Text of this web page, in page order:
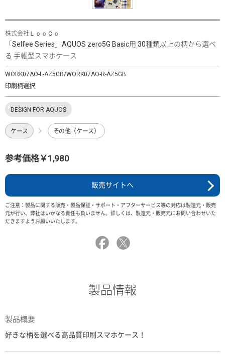
株式会社ＬｏｏＣｏ
「Selfee Series」AQUOS zero5G Basic用 30種類以上の柄から選べ
る 手帳型スマホケース
WORK07AO-L-AZ5GB/WORK07AO-R-AZ5GB
印刷柄選択
DESIGN FOR AQUOS
ケース その他（ケース）
参考価格￥1,980
販売サイトへ
ご注意：製品に関する販売・製品保証・サポート・アフターサービス等の対応は製造元・販売
元が行い、弊社はいかなる責任も負いません。詳しくは、製造元・販売元にお問い合わせいた
だきますようお願いいたします。
製品情報
製品概要
好きな柄を選べる高品質印刷スマホケース！